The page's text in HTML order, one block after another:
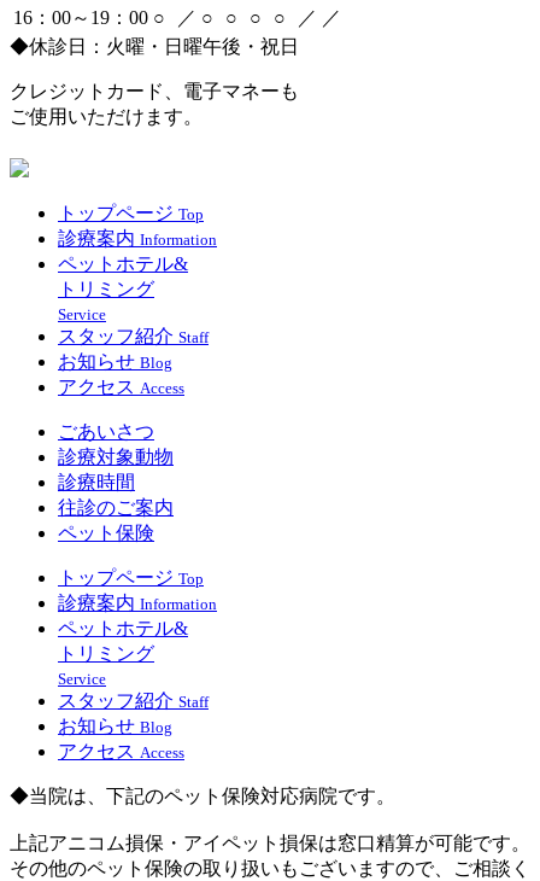
16：00～19：00 ○ ／ ○ ○ ○ ○ ／ ／
◆休診日：火曜・日曜午後・祝日
クレジットカード、電子マネーも
ご使用いただけます。
トップページ Top
診療案内 Information
ペットホテル&
トリミング
Service
スタッフ紹介 Staff
お知らせ Blog
アクセス Access
ごあいさつ
診療対象動物
診療時間
往診のご案内
ペット保険
トップページ Top
診療案内 Information
ペットホテル&
トリミング
Service
スタッフ紹介 Staff
お知らせ Blog
アクセス Access
◆当院は、下記のペット保険対応病院です。
上記アニコム損保・アイペット損保は窓口精算が可能です。
その他のペット保険の取り扱いもございますので、ご相談く